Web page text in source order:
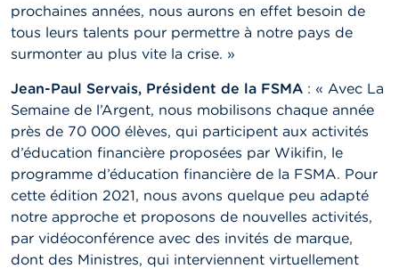
prochaines années, nous aurons en effet besoin de
tous leurs talents pour permettre à notre pays de
surmonter au plus vite la crise. »
Jean-Paul Servais, Président de la FSMA : « Avec La
Semaine de l’Argent, nous mobilisons chaque année
près de 70 000 élèves, qui participent aux activités
d’éducation financière proposées par Wikifin, le
programme d’éducation financière de la FSMA. Pour
cette édition 2021, nous avons quelque peu adapté
notre approche et proposons de nouvelles activités,
par vidéoconférence avec des invités de marque,
dont des Ministres, qui interviennent virtuellement